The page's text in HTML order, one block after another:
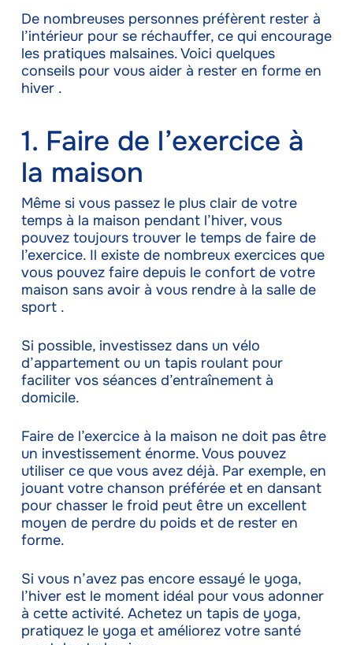
De nombreuses personnes préfèrent rester à
l’intérieur pour se réchauffer, ce qui encourage
les pratiques malsaines. Voici quelques
conseils pour vous aider à rester en forme en
hiver .
1. Faire de l’exercice à
la maison
Même si vous passez le plus clair de votre
temps à la maison pendant l’hiver, vous
pouvez toujours trouver le temps de faire de
l’exercice. Il existe de nombreux exercices que
vous pouvez faire depuis le confort de votre
maison sans avoir à vous rendre à la salle de
sport .
Si possible, investissez dans un vélo
d’appartement ou un tapis roulant pour
faciliter vos séances d’entraînement à
domicile.
Faire de l’exercice à la maison ne doit pas être
un investissement énorme. Vous pouvez
utiliser ce que vous avez déjà. Par exemple, en
jouant votre chanson préférée et en dansant
pour chasser le froid peut être un excellent
moyen de perdre du poids et de rester en
forme.
Si vous n’avez pas encore essayé le yoga,
l’hiver est le moment idéal pour vous adonner
à cette activité. Achetez un tapis de yoga,
pratiquez le yoga et améliorez votre santé